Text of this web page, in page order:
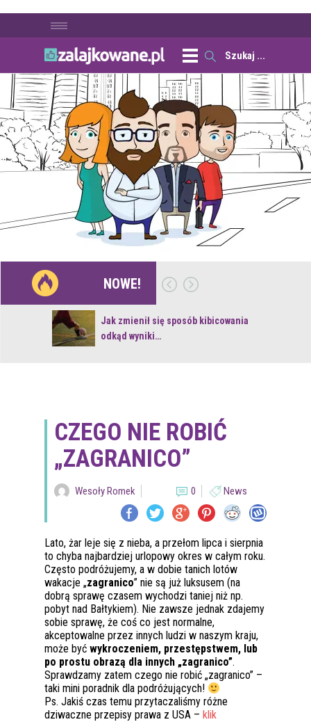
NOWE!
Jak zmienił się sposób kibicowania
odkąd wyniki…
CZEGO NIE ROBIĆ
„ZAGRANICO”
Wesoły Romek 0 News
Lato, żar leje się z nieba, a przełom lipca i sierpnia
to chyba najbardziej urlopowy okres w całym roku.
Często podróżujemy, a w dobie tanich lotów
wakacje „zagranico” nie są już luksusem (na
dobrą sprawę czasem wychodzi taniej niż np.
pobyt nad Bałtykiem). Nie zawsze jednak zdajemy
sobie sprawę, że coś co jest normalne,
akceptowalne przez innych ludzi w naszym kraju,
może być wykroczeniem, przestępstwem, lub
po prostu obrazą dla innych „zagranico”.
Sprawdzamy zatem czego nie robić „zagranico” –
taki mini poradnik dla podróżujących!
Ps. Jakiś czas temu przytaczaliśmy różne
dziwaczne przepisy prawa z USA – klik